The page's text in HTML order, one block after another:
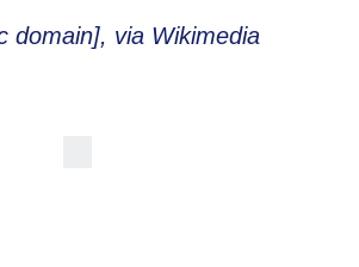
domain], via Wikimedia